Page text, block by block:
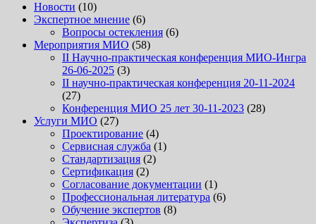
Новости (10)
Экспертное мнение (6)
Вопросы остекления (6)
Мероприятия МИО (58)
II Научно-практическая конференция МИО-Ингра
26-06-2025 (3)
II научно-практическая конференция 20-11-2024
(27)
Конференция МИО 25 лет 30-11-2023 (28)
Услуги МИО (27)
Проектирование (4)
Сервисная служба (1)
Стандартизация (2)
Сертификация (2)
Согласование документации (1)
Профессиональная литература (6)
Обучение экспертов (8)